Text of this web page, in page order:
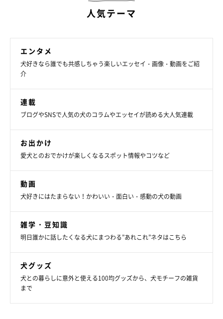
人気テーマ
エンタメ
犬好きなら誰でも共感しちゃう楽しいエッセイ・画像・動画をご紹
介
連載
ブログやSNSで人気の犬のコラムやエッセイが読める大人気連載
お出かけ
愛犬とのおでかけが楽しくなるスポット情報やコツなど
動画
犬好きにはたまらない！かわいい・面白い・感動の犬の動画
雑学・豆知識
明日誰かに話したくなる犬にまつわる”あれこれ”ネタはこちら
犬グッズ
犬との暮らしに意外と使える100均グッズから、犬モチーフの雑貨
まで